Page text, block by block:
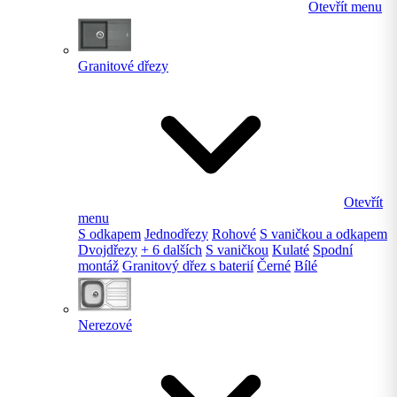
Otevřít menu
Granitové dřezy
Otevřít
menu
S odkapem Jednodřezy Rohové S vaničkou a odkapem
Dvojdřezy + 6 dalších S vaničkou Kulaté Spodní
montáž Granitový dřez s baterií Černé Bílé
Nerezové